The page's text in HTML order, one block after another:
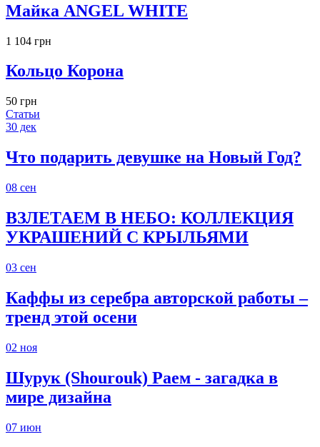
Майка ANGEL WHITE
1 104 грн
Кольцо Корона
50 грн
Статьи
30 дек
Что подарить девушке на Новый Год?
08 сен
ВЗЛЕТАЕМ В НЕБО: КОЛЛЕКЦИЯ
УКРАШЕНИЙ С КРЫЛЬЯМИ
03 сен
Каффы из серебра авторской работы –
тренд этой осени
02 ноя
Шурук (Shourouk) Раем - загадка в
мире дизайна
07 июн